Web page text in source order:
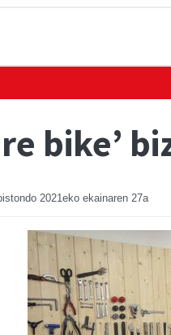
bike’
2021eko ekainaren 27a